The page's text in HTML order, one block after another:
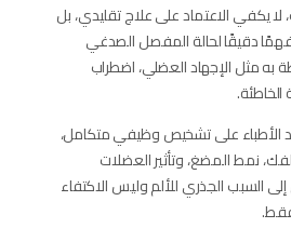
لا يكفي الاعتماد على علاج تقليدي، بل
فهمًا دقيقًا لحالة المفصل الصدغي
به مثل الإجهاد العضلي، اضطراب
الخاطئة.
الأطباء على تشخيص وظيفي متكامل،
نمط المضغ، وتأثير العضلات
السبب الجذري للألم وليس الاكتفاء